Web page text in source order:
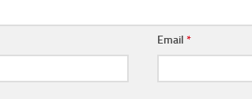
Email*